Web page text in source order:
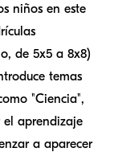
niños en este
de 5x5 a 8x8)
temas
"Ciencia",
aprendizaje
a aparecer